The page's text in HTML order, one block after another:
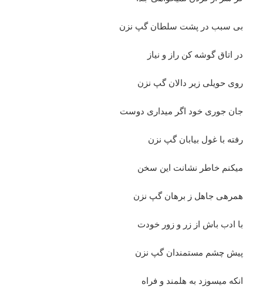
بی سبب در پشت سلطان گپ نزن
در اتاق گوشه کن راز و نیاز
روی حویلی زیر دالان گپ نزن
جان جوری خود اگر میداری دوست
رفته با غول بیابان گپ نزن
میکنم خاطر نشانت این سخن
همرهی جاهل ز برهان گپ نزن
با ادب باش از زر و زور خودت
پیش چشم مستمندان گپ نزن
انکه میسوزد به هلمند و فراه